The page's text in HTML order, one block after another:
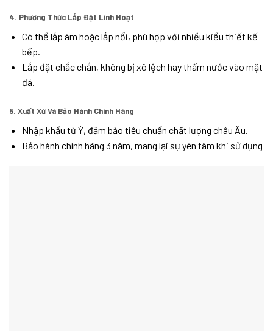
4. Phương Thức Lắp Đặt Linh Hoạt
Có thể lắp âm hoặc lắp nổi, phù hợp với nhiều kiểu thiết kế
bếp.
Lắp đặt chắc chắn, không bị xô lệch hay thấm nước vào mặt
đá.
5. Xuất Xứ Và Bảo Hành Chính Hãng
Nhập khẩu từ Ý, đảm bảo tiêu chuẩn chất lượng châu Âu.
Bảo hành chính hãng 3 năm, mang lại sự yên tâm khi sử dụng